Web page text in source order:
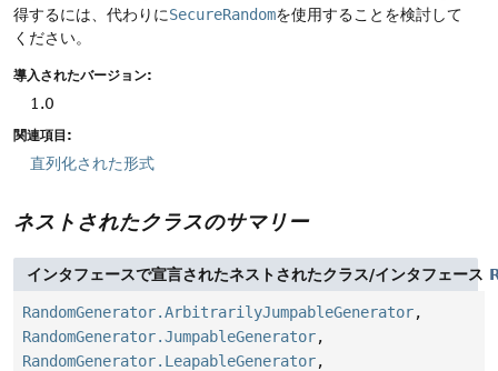
得するには、代わりにSecureRandomを使用することを検討して
ください。
導入されたバージョン:
1.0
関連項目:
直列化された形式
ネストされたクラスのサマリー
インタフェースで宣言されたネストされたクラス/インタフェース
RandomGenerator.ArbitrarilyJumpableGenerator,
RandomGenerator.JumpableGenerator,
RandomGenerator.LeapableGenerator,